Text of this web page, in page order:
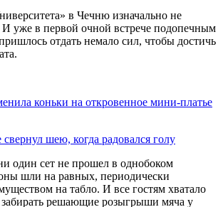
в Чечню изначально не
И уже в первой очной встрече подопечным
отдать немало сил, чтобы достичь
коньки на откровенное мини-платье
шею, когда радовался голу
один сет не прошел в однобоком
шли на равных, периодически
на табло. И все гостям хватало
забирать решающие розыгрыши мяча у